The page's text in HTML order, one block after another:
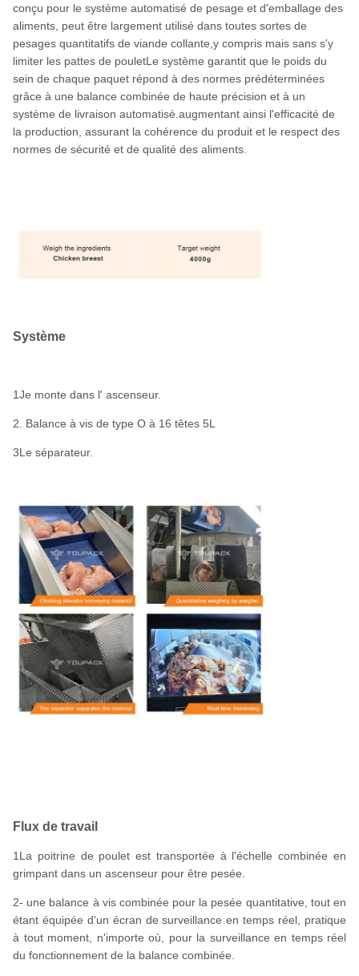
conçu pour le système automatisé de pesage et d'emballage des
aliments, peut être largement utilisé dans toutes sortes de
pesages quantitatifs de viande collante,y compris mais sans s'y
limiter les pattes de pouletLe système garantit que le poids du
sein de chaque paquet répond à des normes prédéterminées
grâce à une balance combinée de haute précision et à un
système de livraison automatisé.augmentant ainsi l'efficacité de
la production, assurant la cohérence du produit et le respect des
normes de sécurité et de qualité des aliments.
Système
1Je monte dans l' ascenseur.
2. Balance à vis de type O à 16 têtes 5L
3Le séparateur.
Flux de travail
1La poitrine de poulet est transportée à l'échelle combinée en
grimpant dans un ascenseur pour être pesée.
2- une balance à vis combinée pour la pesée quantitative, tout en
étant équipée d'un écran de surveillance en temps réel, pratique
à tout moment, n'importe où, pour la surveillance en temps réel
du fonctionnement de la balance combinée.